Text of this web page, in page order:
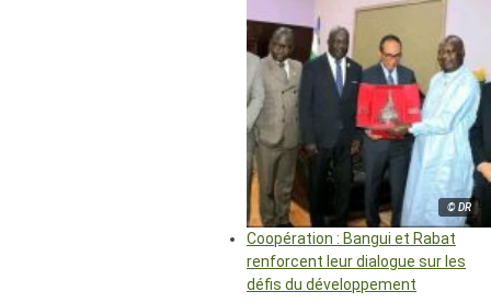
© DR
Coopération : Bangui et Rabat
renforcent leur dialogue sur les
défis du développement